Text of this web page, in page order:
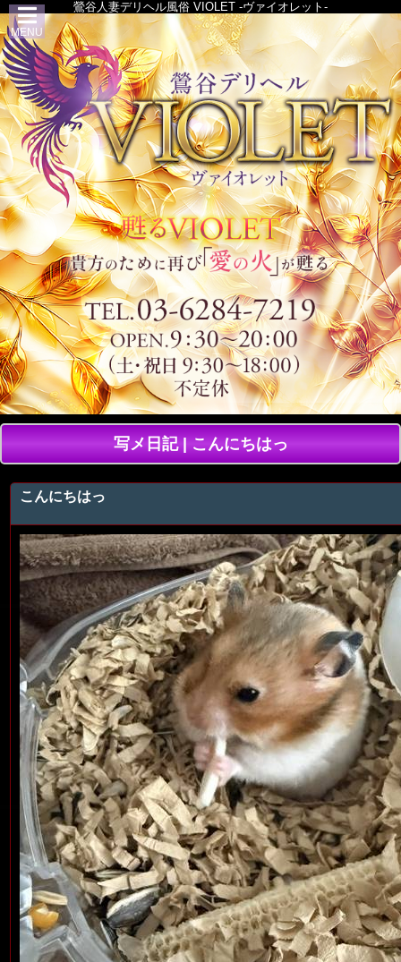
鶯谷人妻デリヘル風俗 VIOLET -ヴァイオレット-
写メ日記 | こんにちはっ
こんにちはっ
MENU